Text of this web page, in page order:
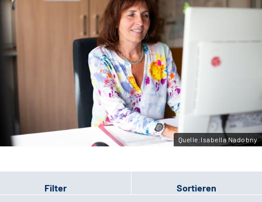
Karriere
Sozialdienste & Zuweisende
Leichte Sprache
Gebärdensprache
Quelle:Isabella Nadobny
Filter Sortieren